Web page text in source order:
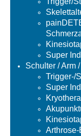
Super
Schulter / Arm
Trigger-/
Super